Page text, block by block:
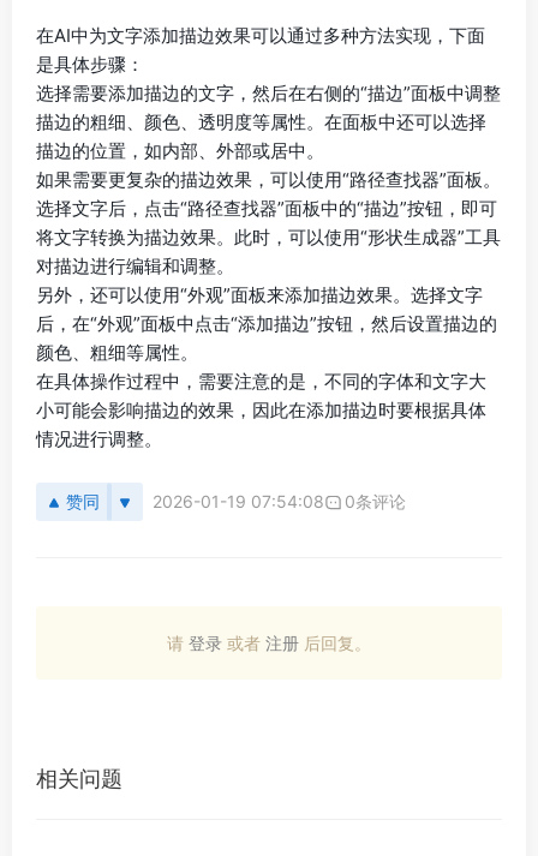
在AI中为文字添加描边效果可以通过多种方法实现，下面
是具体步骤：
选择需要添加描边的文字，然后在右侧的“描边”面板中调整
描边的粗细、颜色、透明度等属性。在面板中还可以选择
描边的位置，如内部、外部或居中。
如果需要更复杂的描边效果，可以使用“路径查找器”面板。
选择文字后，点击“路径查找器”面板中的“描边”按钮，即可
将文字转换为描边效果。此时，可以使用“形状生成器”工具
对描边进行编辑和调整。
另外，还可以使用“外观”面板来添加描边效果。选择文字
后，在“外观”面板中点击“添加描边”按钮，然后设置描边的
颜色、粗细等属性。
在具体操作过程中，需要注意的是，不同的字体和文字大
小可能会影响描边的效果，因此在添加描边时要根据具体
情况进行调整。
赞同 2026-01-19 07:54:08 0条评论
请 登录 或者 注册 后回复。
相关问题